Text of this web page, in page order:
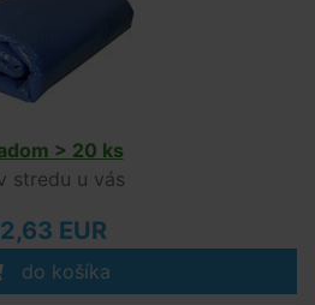
> 20 ks
stredu u vás
EUR
do košíka